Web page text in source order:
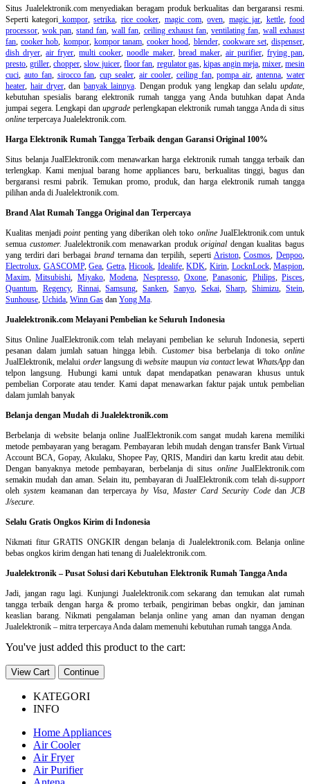
Situs Jualelektronik.com menyediakan beragam produk berkualitas dan bergaransi resmi.
Seperti kategori kompor,setrika, rice cooker, magic com,oven, magic jar, kettle,food
processor,wok pan,stand fan,wall fan, ceiling exhaust fan, ventilating fan, wall exhaust
fan,cooker hob, kompor, kompor tanam,cooker hood, blender, cookware set,dispenser,
dish dryer,air fryer,multi cooker,noodle maker, bread maker, air purifier, frying pan,
presto,griller,chopper,slow juicer,floor fan, regulator gas, kipas angin meja, mixer,mesin
cuci, auto fan, sirocco fan,cup sealer,air cooler, ceiling fan,pompa air,antenna,water
heater, hair dryer, dan banyak lainnya. Dengan produk yang lengkap dan selalu update,
kebutuhan spesialis barang elektronik rumah tangga yang Anda butuhkan dapat Anda
jumpai segera. Lengkapi danupgrade perlengkapan elektronik rumah tangga Anda di situs
online terpercaya Jualelektronik.com.
Harga Elektronik Rumah Tangga Terbaik dengan Garansi Original 100%
Situs belanjaJualElektronik.com menawarkan harga elektronik rumah tangga terbaik dan
terlengkap. Kami menjual barang home appliances baru, berkualitas tinggi, bagus dan
bergaransi resmi pabrik. Temukan promo, produk, dan harga elektronik rumah tangga
pilihan anda di Jualelektronik.com.
Brand Alat Rumah Tangga Original dan Terpercaya
Kualitas menjadipointpenting yang diberikan oleh toko onlineJualElektronik.com untuk
semua customer. Jualelektronik.com menawarkan produkoriginal dengan kualitas bagus
yang terdiri dari berbagai brandternama dan terpilih, seperti Ariston,Cosmos,Denpoo,
Electrolux, GASCOMP,Gea, Getra,Hicook, Idealife,KDK, Kirin, LocknLock,Maspion,
Maxim,Mitsubishi, Miyako,Modena, Nespresso, Oxone,Panasonic, Philips, Pisces,
Quantum, Regency, Rinnai,Samsung,Sanken, Sanyo, Sekai,Sharp,Shimizu,Stein,
Sunhouse, Uchida, Winn Gas dan Yong Ma.
Jualelektronik.com Melayani Pembelian ke Seluruh Indonesia
Situs Online JualElektronik.com telah melayani pembelian ke seluruh Indonesia, seperti
pesanan dalam jumlah satuan hingga lebih. Customerbisa berbelanja di tokoonline
JualElektronik, melalui orderlangsung diwebsite maupun via contactlewat WhatsAppdan
telpon langsung. Hubungi kami untuk dapat mendapatkan penawaran khusus untuk
pembelian Corporate atau tender. Kami dapat menawarkan faktur pajak untuk pembelian
dalam jumlah banyak
Belanja dengan Mudah di Jualelektronik.com
Berbelanja diwebsite belanja online JualElektronik.com sangat mudah karena memiliki
metode pembayaran yang beragam. Pembayaran lebih mudah dengan transfer Bank Virtual
Account BCA, Gopay, Akulaku, Shopee Pay, QRIS, Mandiri dan kartu kredit atau debit.
Dengan banyaknya metode pembayaran, berbelanja di situs onlineJualElektronik.com
semakin mudah dan aman. Selain itu, pembayaran di JualElektronik.com telah di-support
olehsystem keamanan dan terpercayaby Visa, Master Card Security Codedan JCB
J/secure.
Selalu Gratis Ongkos Kirim di Indonesia
Nikmati fitur GRATIS ONGKIR dengan belanja di Jualelektronik.com. Belanja online
bebas ongkos kirim dengan hati tenang di Jualelektronik.com.
Jualelektronik – Pusat Solusi dari Kebutuhan Elektronik Rumah Tangga Anda
Jadi, jangan ragu lagi. Kunjungi Jualelektronik.com sekarang dan temukan alat rumah
tangga terbaik dengan harga & promo terbaik, pengiriman bebas ongkir, dan jaminan
keaslian barang. Nikmati pengalaman belanja online yang aman dan nyaman dengan
Jualelektronik – mitra terpercaya Anda dalam memenuhi kebutuhan rumah tangga Anda.
You've just added this product to the cart:
View Cart Continue
KATEGORI
INFO
Home Appliances
Air Cooler
Air Fryer
Air Purifier